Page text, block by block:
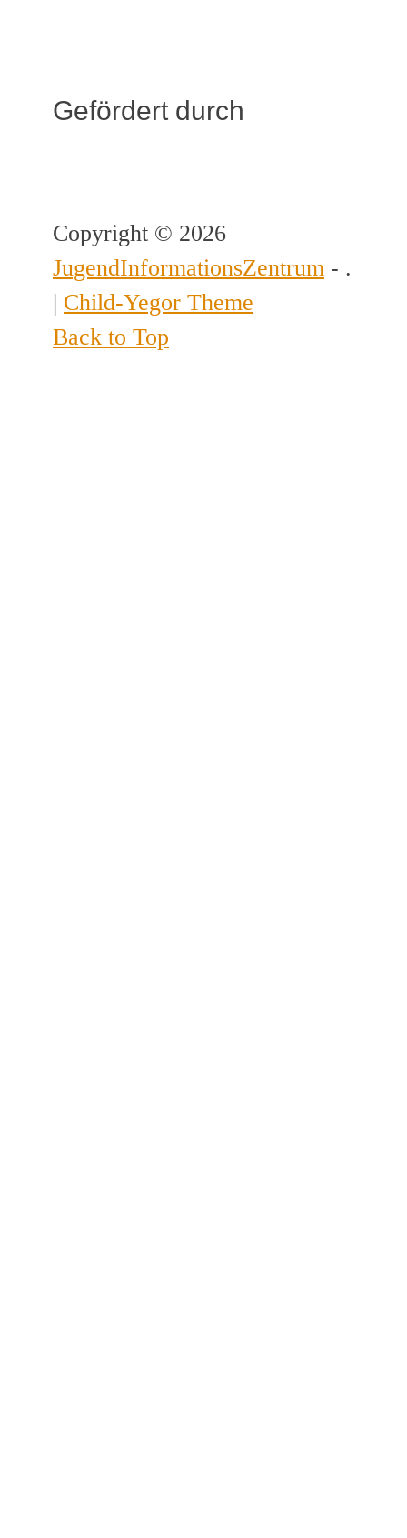
Gefördert durch
Copyright © 2026
JugendInformationsZentrum - .
| Child-Yegor Theme
Back to Top